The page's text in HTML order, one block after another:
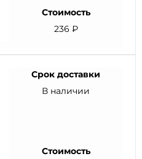
Стоимость
236 ₽
Срок доставки
В наличии
Стоимость